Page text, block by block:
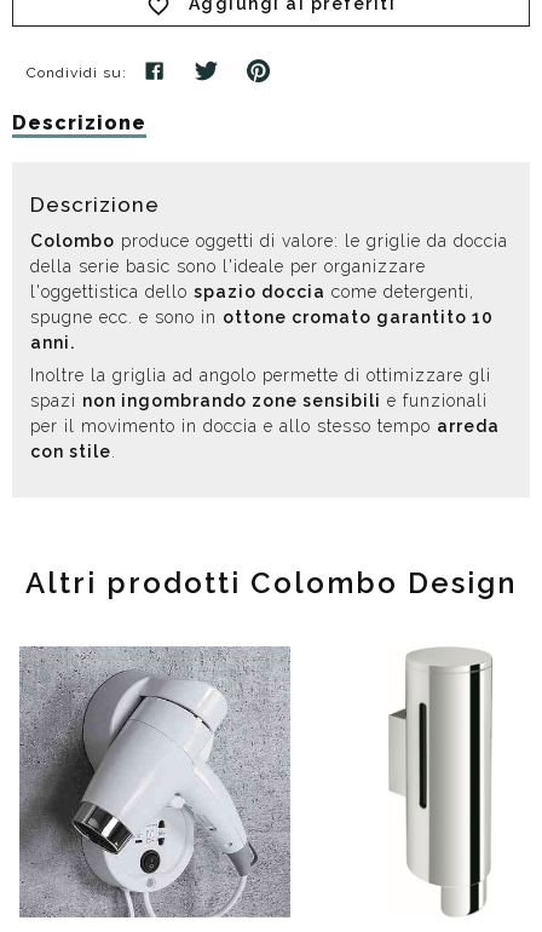
Aggiungi ai preferiti
Condividi su:
Descrizione
Descrizione
Colombo produce oggetti di valore: le griglie da doccia
della serie basic sono l'ideale per organizzare
l'oggettistica dello spazio doccia come detergenti,
spugne ecc. e sono in ottone cromato garantito 10
anni.
Inoltre la griglia ad angolo permette di ottimizzare gli
spazi non ingombrando zone sensibili e funzionali
per il movimento in doccia e allo stesso tempo arreda
con stile
Altri prodotti Colombo Design